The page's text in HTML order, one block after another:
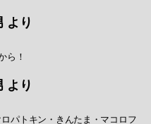
より
ら！
より
パトキン・きんたま・マコロフ